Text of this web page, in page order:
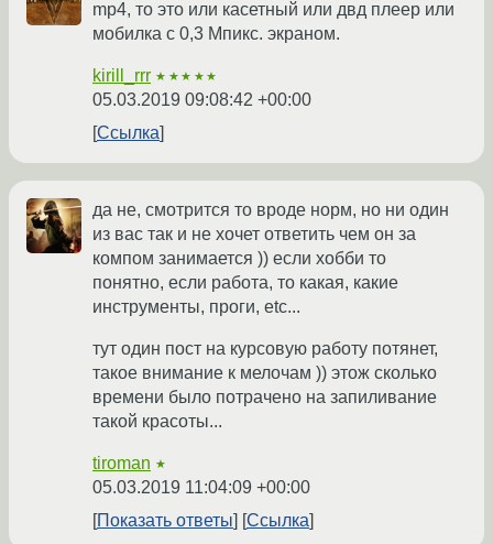
mp4, то это или касетный или двд плеер или
мобилка с 0,3 Мпикс. экраном.
kirill_rrr ★★★★★
05.03.2019 09:08:42 +00:00
Ссылка
да не, смотрится то вроде норм, но ни один
из вас так и не хочет ответить чем он за
компом занимается )) если хобби то
понятно, если работа, то какая, какие
инструменты, проги, etc...
тут один пост на курсовую работу потянет,
такое внимание к мелочам )) этож сколько
времени было потрачено на запиливание
такой красоты...
tiroman ★
05.03.2019 11:04:09 +00:00
Показать ответы
Ссылка